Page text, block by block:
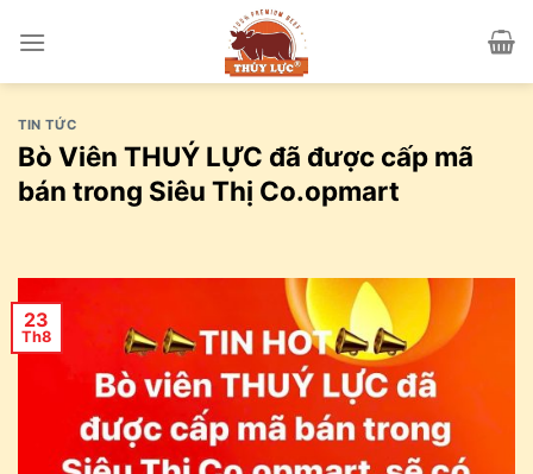
TIN TỨC
Bò Viên THUÝ LỰC đã được cấp mã
bán trong Siêu Thị Co.opmart
23
Th8